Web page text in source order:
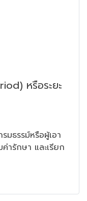
หรือระยะ
รมธรรม์หรือผู้เอา
ารักษา และเรียก